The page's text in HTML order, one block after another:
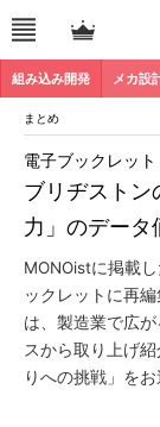
組み込み開発 メカ設
まとめ
ブリヂストン
力」のデータ
電子ブックレット
MONOistに掲載
ックレットに再
は、製造業で広
スから取り上げ
りへの挑戦」をお